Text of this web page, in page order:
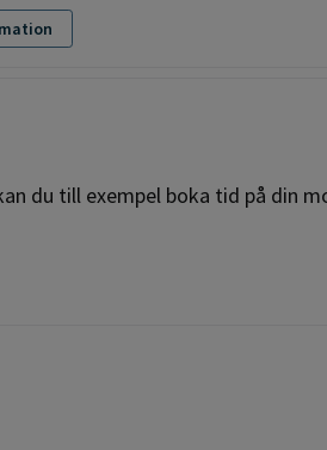
du till exempel boka tid på din